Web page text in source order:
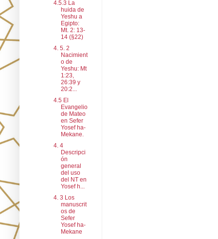
4.5.3 La
huida de
Yeshu a
Egipto:
Mt. 2: 13-
14 (§22)
4. 5. 2
Nacimient
o de
Yeshu: Mt
1:23,
26:39 y
20:2...
4.5 El
Evangelio
de Mateo
en Sefer
Yosef ha-
Mekane.
4. 4
Descripci
ón
general
del uso
del NT en
Yosef h...
4. 3 Los
manuscrit
os de
Sefer
Yosef ha-
Mekane